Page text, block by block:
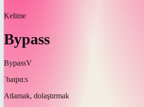
Kelime
Bypass
BypassV
ˈbaɪpɑːs
Atlamak, dolaştırmak